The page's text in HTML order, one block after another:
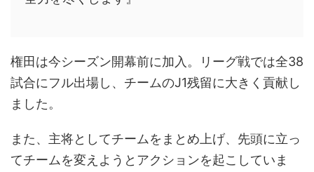
権田は今シーズン開幕前に加入。リーグ戦では全38
試合にフル出場し、チームのJ1残留に大きく貢献し
ました。
また、主将としてチームをまとめ上げ、先頭に立っ
てチームを変えようとアクションを起こしていま